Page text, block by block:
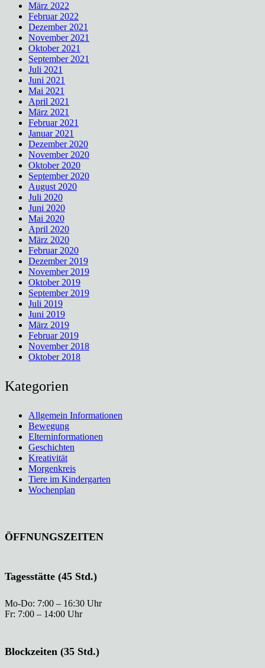
März 2022
Februar 2022
Dezember 2021
November 2021
Oktober 2021
September 2021
Juli 2021
Juni 2021
Mai 2021
April 2021
März 2021
Februar 2021
Januar 2021
Dezember 2020
November 2020
Oktober 2020
September 2020
August 2020
Juli 2020
Juni 2020
Mai 2020
April 2020
März 2020
Februar 2020
Dezember 2019
November 2019
Oktober 2019
September 2019
Juli 2019
Juni 2019
März 2019
Februar 2019
November 2018
Oktober 2018
Kategorien
Allgemein Informationen
Bewegung
Elterninformationen
Geschichten
Kreativität
Morgenkreis
Tiere im Kindergarten
Wochenplan
ÖFFNUNGSZEITEN
Tagesstätte (45 Std.)
Mo-Do: 7:00 – 16:30 Uhr
Fr: 7:00 – 14:00 Uhr
Blockzeiten (35 Std.)